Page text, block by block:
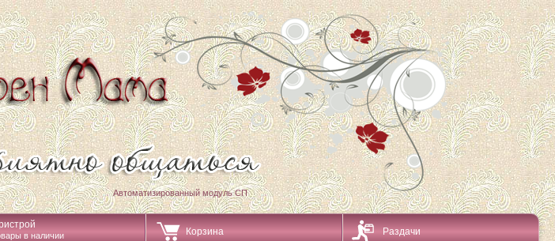
Автоматизированный модуль СП
в наличии Корзина Раздачи